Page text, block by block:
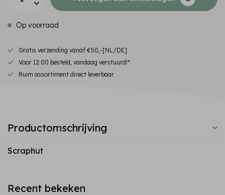
Op voorraad
Gratis verzending vanaf €50,-[NL/DE]
Voor 12:00 besteld, vandaag verstuurd!*
Ruim assortiment direct leverbaar
Productomschrijving
Scraphut
Recent bekeken